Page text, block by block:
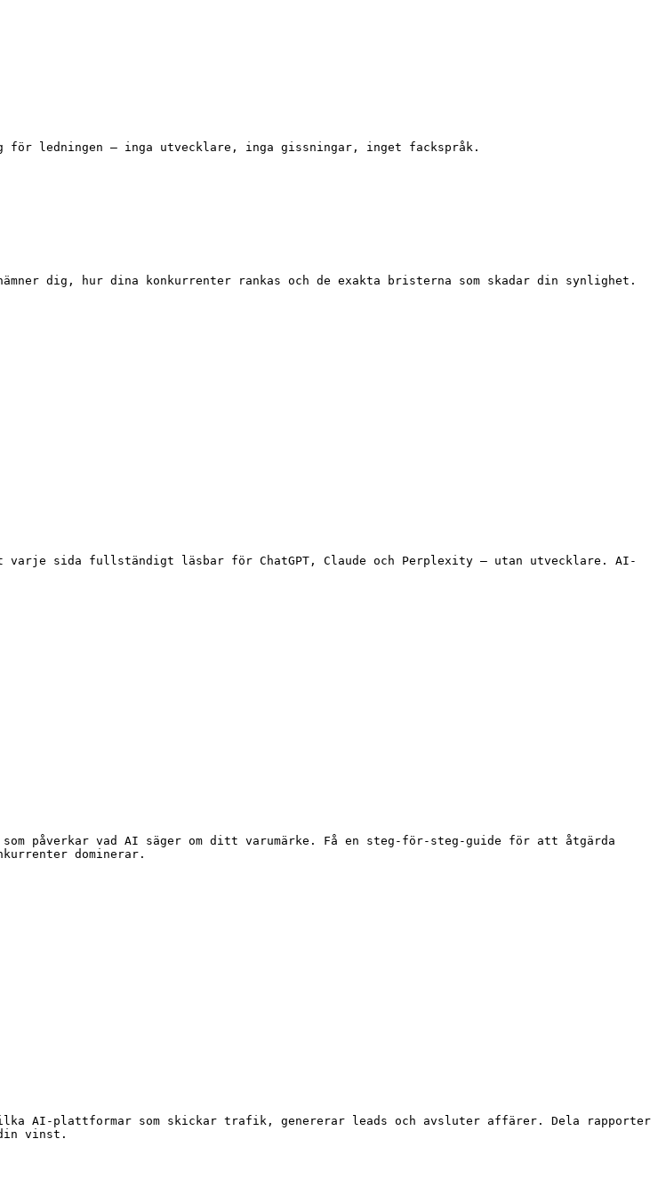
ledningen – inga utvecklare, inga gissningar, inget fackspråk.
dig, hur dina konkurrenter rankas och de exakta bristerna som skadar din synlighet.
sida fullständigt läsbar för ChatGPT, Claude och Perplexity – utan utvecklare. AI-
påverkar vad AI säger om ditt varumärke. Få en steg-för-steg-guide för att åtgärda
dominerar.
AI-plattformar som skickar trafik, genererar leads och avsluter affärer. Dela rapporter
din vinst.